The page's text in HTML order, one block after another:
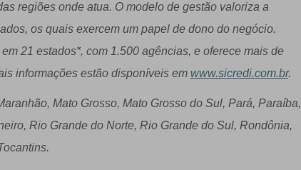
regiões onde atua. O modelo de gestão valoriza a
os quais exercem um papel de dono do negócio.
21 estados*, com 1.500 agências, e oferece mais de
informações estão disponíveis em www.sicredi.com.br.
ão, Mato Grosso, Mato Grosso do Sul, Pará, Paraíba,
Rio Grande do Norte, Rio Grande do Sul, Rondônia,